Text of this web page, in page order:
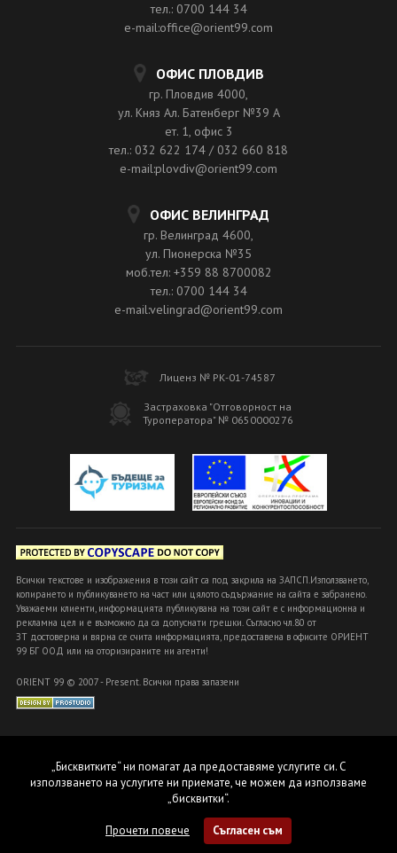
тел.: 0700 144 34
e-mail:office@orient99.com
ОФИС ПЛОВДИВ
гр. Пловдив 4000,
ул. Княз Ал. Батенберг №39 A
ет. 1, офис 3
тел.: 032 622 174 / 032 660 818
e-mail:plovdiv@orient99.com
ОФИС ВЕЛИНГРАД
гр. Велинград 4600,
ул. Пионерска №35
моб.тел: +359 88 8700082
тел.: 0700 144 34
e-mail:velingrad@orient99.com
Лиценз № РК-01-74587
Застраховка "Отговорност на
Туроператора" № 0650000276
Всички текстове и изображения в този сайт са под закрила на ЗАПСП.Използването,
копирането и публикуването на част или цялото съдържание на сайта е забранено.
Уважаеми клиенти, информацията публикувана на този сайт е с информационна и
рекламна цел и е възможно да са допуснати грешки. Съгласно чл.80 от
ЗТ достоверна и вярна се счита информацията, предоставена в офисите ОРИЕНТ
99 БГ ООД или на оторизираните ни агенти!
ORIENT 99 © 2007 - Present. Всички права запазени
„Бисквитките“ ни помагат да предоставяме услугите си. С
използването на услугите ни приемате, че можем да използваме
„бисквитки“.
Прочети повече Съгласен съм